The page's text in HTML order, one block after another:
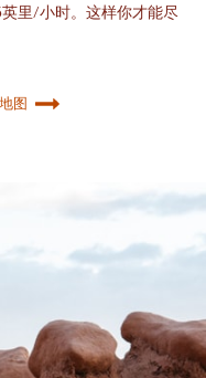
里/小时。这样你才能尽
图